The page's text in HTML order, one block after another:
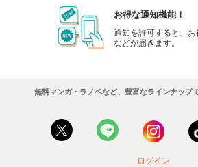
お得な通知機能！
通知を許可すると、
などが届きます。
無料マンガ・ラノベなど、豊富なラインナップ
ログイン